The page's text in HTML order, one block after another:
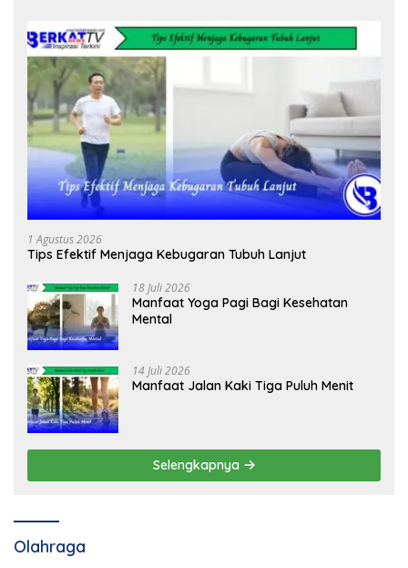
1 Agustus 2026
Tips Efektif Menjaga Kebugaran Tubuh Lanjut
18 Juli 2026
Manfaat Yoga Pagi Bagi Kesehatan
Mental
14 Juli 2026
Manfaat Jalan Kaki Tiga Puluh Menit
Selengkapnya
Olahraga